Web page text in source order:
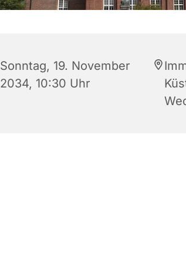
Sonntag, 19. November
2034, 10:30 Uhr